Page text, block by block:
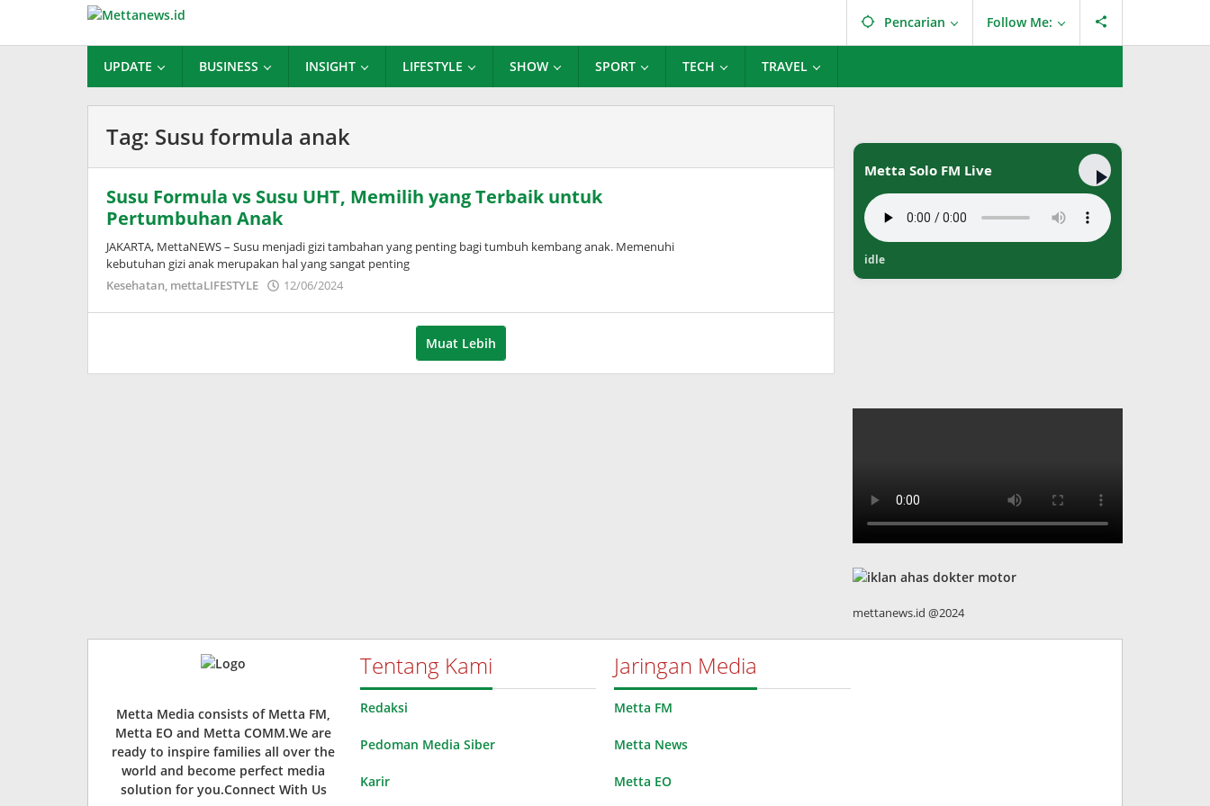
konten
Pencarian Follow Me:
UPDATE BUSINESS INSIGHT LIFESTYLE SHOW SPORT TECH TRAVEL
Tag: Susu formula anak
Susu Formula vs Susu UHT, Memilih yang Terbaik untuk
Pertumbuhan Anak
JAKARTA, MettaNEWS – Susu menjadi gizi tambahan yang penting bagi tumbuh kembang anak. Memenuhi
kebutuhan gizi anak merupakan hal yang sangat penting
Kesehatan, mettaLIFESTYLE 12/06/2024
Muat Lebih
Metta Solo FM Live
idle
mettanews.id @2024
Metta Media consists of Metta FM,
Metta EO and Metta COMM.We are
ready to inspire families all over the
world and become perfect media
solution for you.Connect With Us
Tentang Kami
Redaksi
Pedoman Media Siber
Karir
Jaringan Media
Metta FM
Metta News
Metta EO